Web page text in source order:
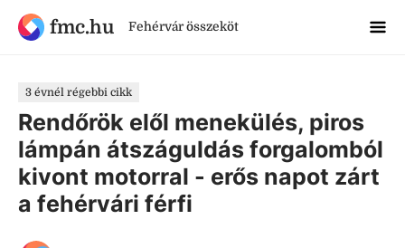
fmc.hu Fehérvár összeköt
3 évnél régebbi cikk
Rendőrök elől menekülés, piros
lámpán átszáguldás forgalomból
kivont motorral - erős napot zárt
a fehérvári férfi